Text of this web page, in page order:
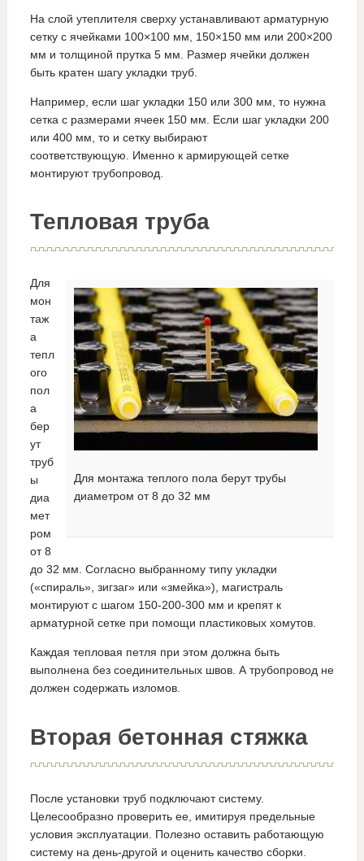
На слой утеплителя сверху устанавливают арматурную
сетку с ячейками 100×100 мм, 150×150 мм или 200×200
мм и толщиной прутка 5 мм. Размер ячейки должен
быть кратен шагу укладки труб.
Например, если шаг укладки 150 или 300 мм, то нужна
сетка с размерами ячеек 150 мм. Если шаг укладки 200
или 400 мм, то и сетку выбирают
соответствующую. Именно к армирующей сетке
монтируют трубопровод.
Тепловая труба
Для монтажа теплого пола берут трубы
диаметром от 8 до 32 мм
Для
мон
таж
а
тепл
ого
пол
а
бер
ут
труб
ы
диа
мет
ром
от 8
до 32 мм. Согласно выбранному типу укладки
(«спираль», зигзаг» или «змейка»), магистраль
монтируют с шагом 150-200-300 мм и крепят к
арматурной сетке при помощи пластиковых хомутов.
Каждая тепловая петля при этом должна быть
выполнена без соединительных швов. А трубопровод не
должен содержать изломов.
Вторая бетонная стяжка
После установки труб подключают систему.
Целесообразно проверить ее, имитируя предельные
условия эксплуатации. Полезно оставить работающую
систему на день-другой и оценить качество сборки.